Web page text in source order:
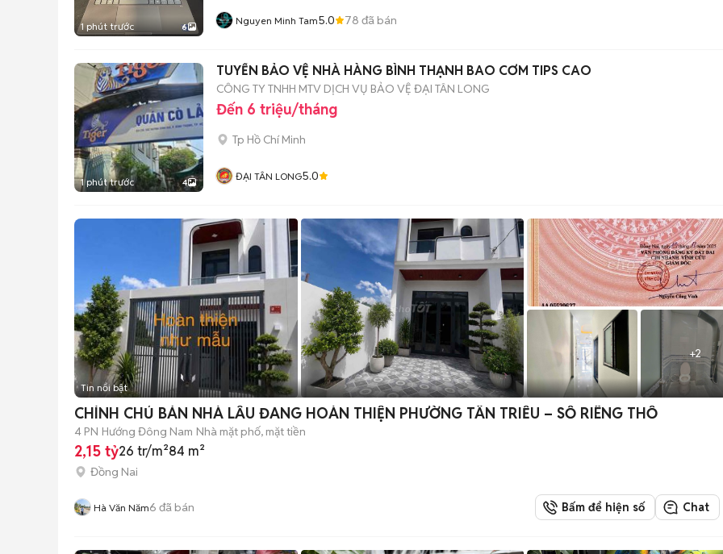
1 phút trước 6 Nguyen Minh Tam5.0 78 đã bán
1 phút trước 4
TUYỂN BẢO VỆ NHÀ HÀNG BÌNH THẠNH BAO CƠM TIPS CAO
CÔNG TY TNHH MTV DỊCH VỤ BẢO VỆ ĐẠI TÂN LONG
Đến 6 triệu/tháng
Tp Hồ Chí Minh
ĐẠI TÂN LONG5.0
+2
Tin nổi bật
CHÍNH CHỦ BÁN NHÀ LẦU ĐANG HOÀN THIỆN PHƯỜNG TÂN TRIỀU – SỔ RIÊNG THỔ
4 PN Hướng Đông Nam Nhà mặt phố, mặt tiền
2,15 tỷ26 tr/m²84 m²
Đồng Nai
Hà Văn Năm6 đã bán Bấm để hiện số Chat